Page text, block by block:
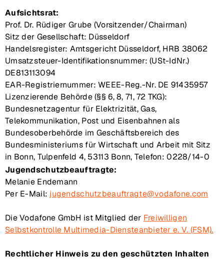
Aufsichtsrat:
Prof. Dr. Rüdiger Grube (Vorsitzender/Chairman)
Sitz der Gesellschaft: Düsseldorf
Handelsregister: Amtsgericht Düsseldorf, HRB 38062
Umsatzsteuer-Identifikationsnummer: (USt-IdNr.)
DE813113094
EAR-Registriernummer: WEEE-Reg.-Nr. DE 91435957
Lizenzierende Behörde (§§ 6, 8, 71, 72 TKG):
Bundesnetzagentur für Elektrizität, Gas,
Telekommunikation, Post und Eisenbahnen als
Bundesoberbehörde im Geschäftsbereich des
Bundesministeriums für Wirtschaft und Arbeit mit Sitz
in Bonn, Tulpenfeld 4, 53113 Bonn, Telefon: 0228/14-0
Jugendschutzbeauftragte:
Melanie Endemann
Per E-Mail: jugendschutzbeauftragte@vodafone.com
Die Vodafone GmbH ist Mitglied der Freiwilligen
Selbstkontrolle Multimedia-Diensteanbieter e. V. (FSM).
Rechtlicher Hinweis zu den geschützten Inhalten